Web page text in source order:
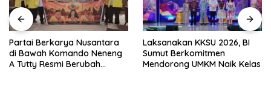
Partai Berkarya Nusantara
di Bawah Komando Neneng
A Tutty Resmi Berubah
Laksanakan KKSU 2026, BI
Sumut Berkomitmen
Mendorong UMKM Naik Kelas